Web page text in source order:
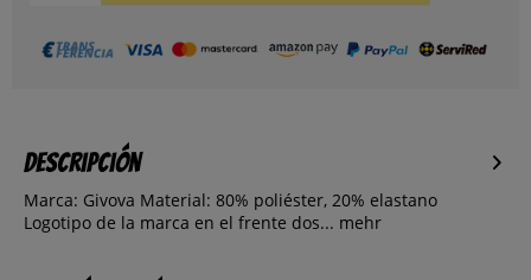
Descripción
Marca: Givova Material: 80% poliéster, 20% elastano
Logotipo de la marca en el frente dos... mehr